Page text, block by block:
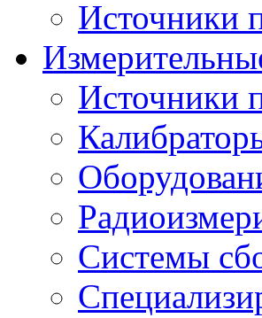
Источники
Источники
Системы